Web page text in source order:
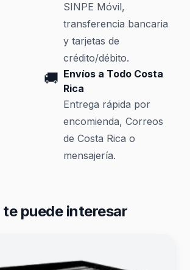
SINPE Móvil,
transferencia bancaria
y tarjetas de
crédito/débito.
🚚 Envíos a Todo Costa
Rica
Entrega rápida por
encomienda, Correos
de Costa Rica o
mensajería.
te puede interesar